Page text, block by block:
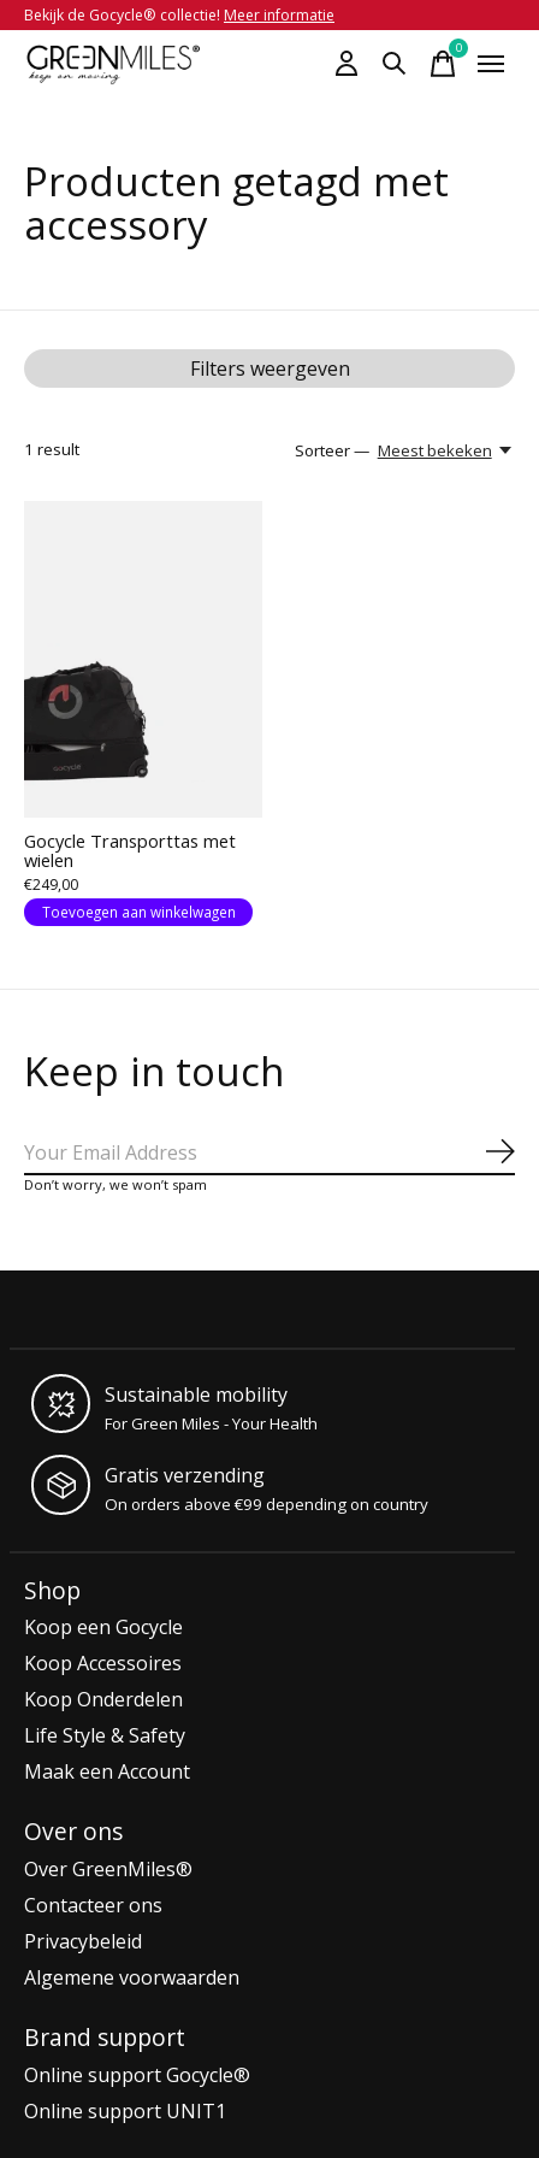
Bekijk de Gocycle® collectie! Meer informatie
0items
Producten getagd met
accessory
Filters weergeven
1 result Sorteer — Meest bekeken
Gocycle Transporttas met
wielen
€249,00
Toevoegen aan winkelwagen
Keep in touch
Don’t worry, we won’t spam
Sustainable mobility
For Green Miles - Your Health
Gratis verzending
On orders above €99 depending on country
Shop
Koop een Gocycle
Koop Accessoires
Koop Onderdelen
Life Style & Safety
Maak een Account
Over ons
Over GreenMiles®
Contacteer ons
Privacybeleid
Algemene voorwaarden
Brand support
Online support Gocycle®
Online support UNIT1